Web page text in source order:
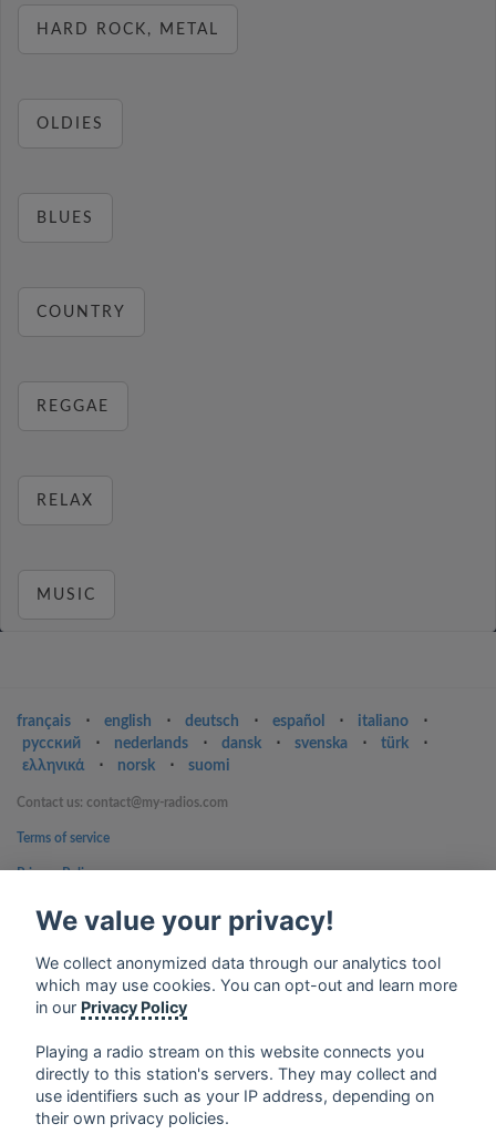
HARD ROCK, METAL
OLDIES
BLUES
COUNTRY
REGGAE
RELAX
MUSIC
français ⋅ english ⋅ deutsch ⋅ español ⋅ italiano
⋅
русский
⋅ nederlands ⋅ dansk ⋅ svenska ⋅ türk
⋅
ελληνικά
⋅ norsk ⋅ suomi
Contact us: contact@my-radios.com
Terms of service
Privacy Policy
Google Play and the Google Play logo are trademarks of Google Inc.
We value your privacy!
We collect anonymized data through our analytics tool
which may use cookies. You can opt-out and learn more
in our Privacy Policy
Playing a radio stream on this website connects you
directly to this station's servers. They may collect and
use identifiers such as your IP address, depending on
their own privacy policies.